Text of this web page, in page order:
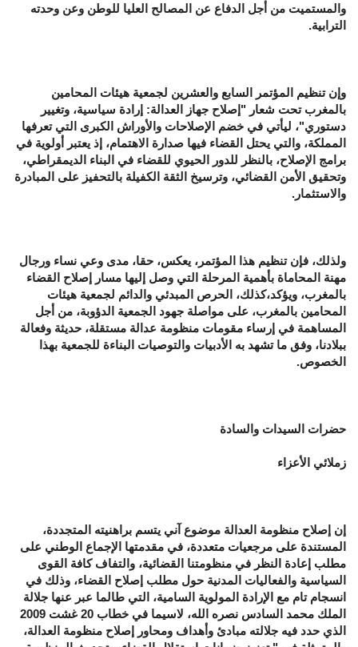
والمستميت من أجل الدفاع عن المصالح العليا للوطن وعن وحدته
الترابية.
وإن تنظيم المؤتمر السابع والعشرين لجمعية هيئات المحامين
بالمغرب تحت شعار "إصلاح جهاز العدالة: إرادة سياسية، وتغيير
دستوري"، ليأتي في خضم الإصلاحات والأوراش الكبرى التي تعرفها
المملكة، والتي يحتل القضاء فيها صدارة الاهتمام، إذ يعتبر أولوية في
برامج الإصلاح، بالنظر للدور الحيوي للقضاء في البناء الديمقراطي،
وتحقيق الأمن القضائي، وترسيخ الثقة الكفيلة بالتحفيز على المبادرة
والاستثمار.
ولذلك، فإن تنظيم هذا المؤتمر، يعكس، حقا، مدى وعي نساء ورجال
مهنة المحاماة بأهمية المرحلة التي وصل إليها مسار إصلاح القضاء
بالمغرب، ويؤكد،كذلك، الحرص المبدئي والدائم لجمعية هيئات
المحامين بالمغرب، على مواصلة جهود الجمعية الدؤوبة، من أجل
المساهمة في إرساء مقومات منظومة عدالة مستقلة، حديثة وفعالة
ببلادنا، وفق ما تشهد به الأدبيات والتوصيات البناءة للجمعية بهذا
الخصوص.
حضرات السيدات والسادة
زملائي الأعزاء
إن إصلاح منظومة العدالة موضوع آني يتسم براهنيته المتجددة،
المستندة على مرجعيات متعددة، في مقدمتها الإجماع الوطني على
مطلب إعادة النظر في منظومتنا القضائية، والتفاف كافة القوى
السياسية والفعاليات المدنية حول مطلب إصلاح القضاء، وذلك في
انسجام تام مع الإرادة المولوية السامية، التي طالما عبر عنها جلالة
الملك محمد السادس نصره الله، لاسيما في خطاب 20 غشت 2009
الذي حدد فيه جلالته مبادئ وأهداف ومحاور إصلاح منظومة العدالة،